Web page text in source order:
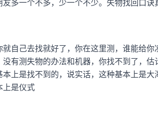
多一个不多，少一个不少。失物找回口诀
自己去找就好了，你在这里测，谁能给
有测失物的办法和机器，你找不到了，
上是找不到的，说实话，这种基本上是
上是仪式